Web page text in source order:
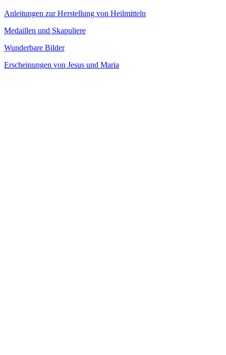
Anleitungen zur Herstellung von Heilmitteln
Medaillen und Skapuliere
Wunderbare Bilder
Erscheinungen von Jesus und Maria